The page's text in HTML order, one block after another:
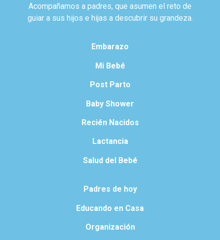
Acompañamos a padres, que asumen el reto de
guiar a sus hijos e hijas a descubrir su grandeza.
Embarazo
Mi Bebé
Post Parto
Baby Shower
Recién Nacidos
Lactancia
Salud del Bebé
Padres de hoy
Educando en Casa
Organización